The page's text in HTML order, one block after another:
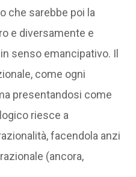
che sarebbe poi la
e diversamente e
senso emancipativo. Il
come ogni
presentandosi come
riesce a
facendola anzi
(ancora,